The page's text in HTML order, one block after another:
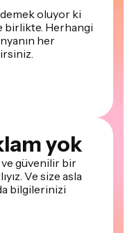
oluyor ki
birlikte. Herhangi
her
yok
güvenilir bir
Ve size asla
bilgilerinizi